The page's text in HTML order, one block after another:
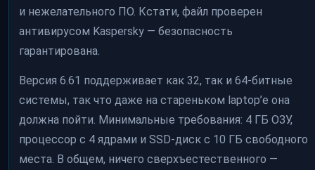
и нежелательного ПО. Кстати, файл проверен
антивирусом Kaspersky — безопасность
гарантирована.
Версия 6.61 поддерживает как 32, так и 64-битные
системы, так что даже на стареньком laptop’е она
должна пойти. Минимальные требования: 4 ГБ ОЗУ,
процессор с 4 ядрами и SSD-диск с 10 ГБ свободного
места. В общем, ничего сверхъестественного —